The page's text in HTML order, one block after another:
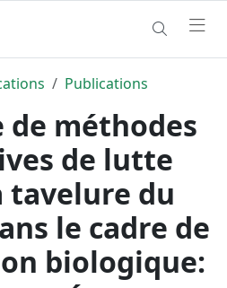
Publications
de méthodes
de lutte
tavelure du
le cadre de
biologique: